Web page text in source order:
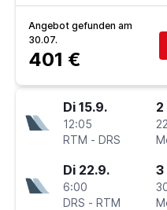
Angebot gefunden am
30.07.
401 €
Di 15.9.
12:05
RTM - DRS
Di 22.9.
6:00
DRS - RTM
3